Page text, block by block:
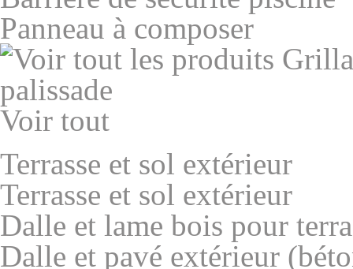
Panneau à composer
Voir tout
Terrasse et sol extérieur
Terrasse et sol extérieur
Dalle et lame bois pour
Dalle et pavé extérieur